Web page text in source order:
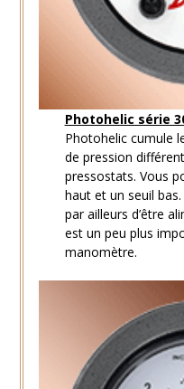
Photohelic série
Photohelic cumule
de pression
pressostats. Vous
haut et un seuil
par ailleurs d’être
est un peu plus
manomètre.